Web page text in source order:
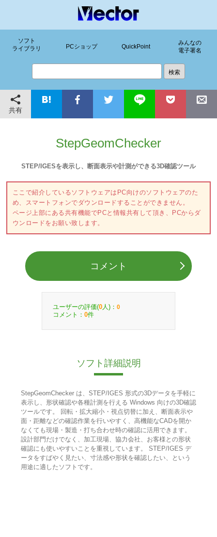
ソフト
ライブラリ
PCショップ QuickPoint
みんなの
電子署名
共有
StepGeomChecker
STEP/IGESを表示し、断面表示や計測ができる3D確認ツール
ここで紹介しているソフトウェアはPC向けのソフトウェアのた
め、スマートフォンでダウンロードすることができません。
ページ上部にある共有機能でPCと情報共有して頂き、PCからダ
ウンロードをお願い致します。
コメント
ユーザーの評価(0 人)： 0
コメント： 0件
ソフト詳細説明
StepGeomChecker は、STEP/IGES 形式の3Dデータを手軽に
表示し、形状確認や各種計測を行える Windows 向けの3D確認
ツールです。 回転・拡大縮小・視点切替に加え、断面表示や
面・距離などの確認作業を行いやすく、高機能なCADを開か
なくても現場・製造・打ち合わせ時の確認に活用できます。
設計部門だけでなく、加工現場、協力会社、お客様との形状
確認にも使いやすいことを重視しています。 STEP/IGES デ
ータをすばやく見たい、寸法感や形状を確認したい、という
用途に適したソフトです。